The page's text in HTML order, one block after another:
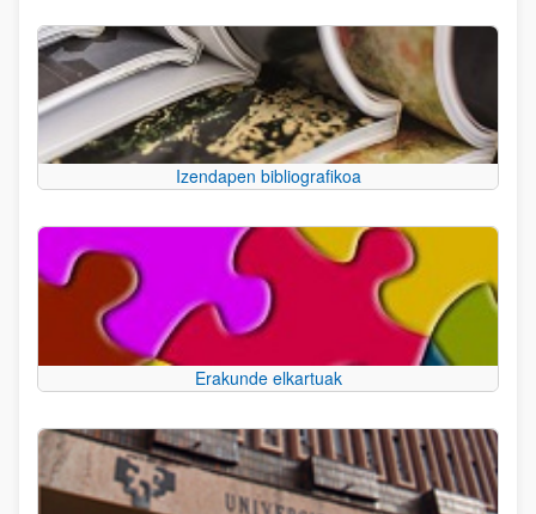
Izendapen bibliografikoa
Erakunde elkartuak